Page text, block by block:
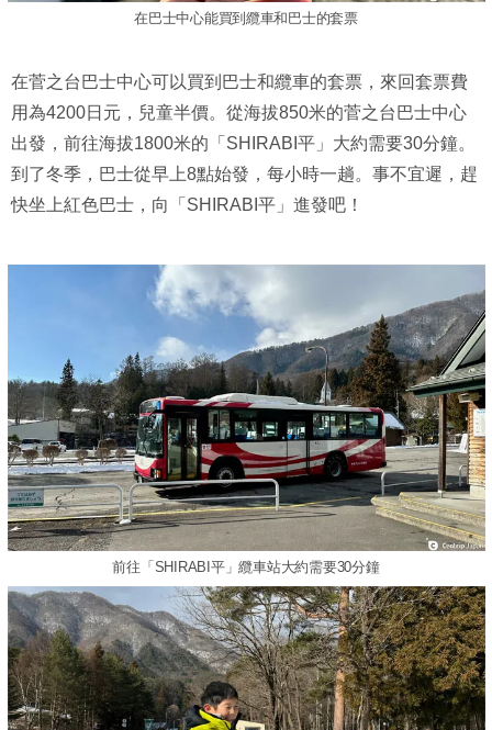
在巴士中心能買到纜車和巴士的套票
在菅之台巴士中心可以買到巴士和纜車的套票，來回套票費
用為4200日元，兒童半價。從海拔850米的菅之台巴士中心
出發，前往海拔1800米的「SHIRABI平」大約需要30分鐘。
到了冬季，巴士從早上8點始發，每小時一趟。事不宜遲，趕
快坐上紅色巴士，向「SHIRABI平」進發吧！
前往「SHIRABI平」纜車站大約需要30分鐘